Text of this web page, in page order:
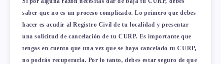
saber que no es un proceso complicado. Lo primero que debes
hacer es acudir al Registro Civil de tu localidad y presentar
una solicitud de cancelación de tu CURP. Es importante que
tengas en cuenta que una vez que se haya cancelado tu CURP,
no podrás recuperarla. Por lo tanto, debes estar seguro de que